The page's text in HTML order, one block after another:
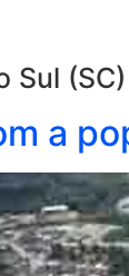
Sul (SC)
a